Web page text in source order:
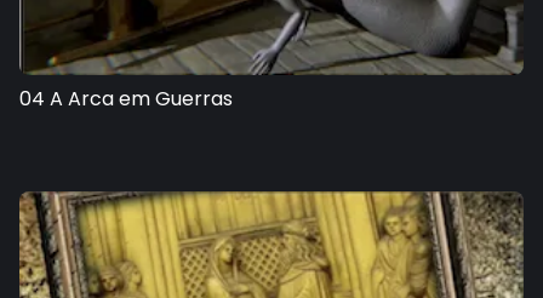
04 A Arca em Guerras